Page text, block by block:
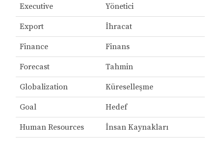
Executive Yönetici
Export İhracat
Finance Finans
Forecast Tahmin
Globalization Küreselleşme
Goal Hedef
Human Resources İnsan Kaynakları